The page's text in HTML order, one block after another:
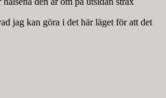
jag kan göra i det här läget för att det